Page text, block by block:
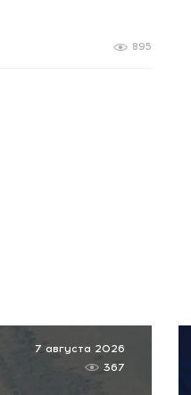
895
7 августа 2026
367